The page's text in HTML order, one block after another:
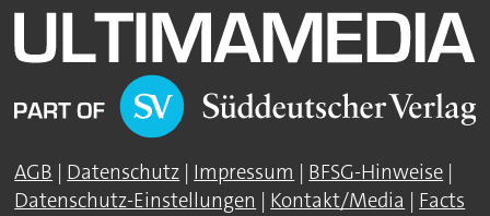
AGB Datenschutz Impressum BFSG-Hinweise
Datenschutz-Einstellungen
Kontakt/Media Facts